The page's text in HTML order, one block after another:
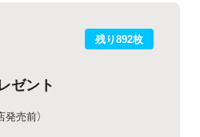
残り892枚
ゼント
売前）